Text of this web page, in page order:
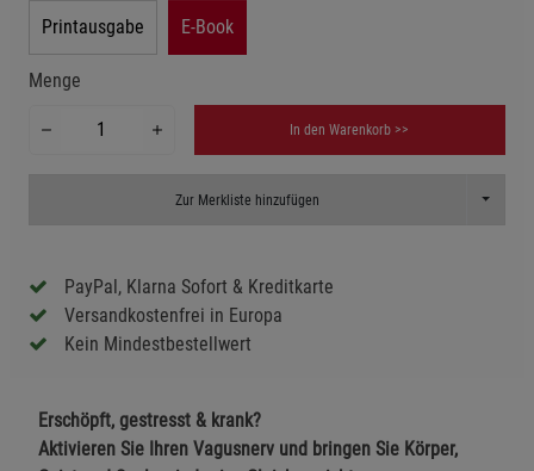
Printausgabe E-Book
Menge
In den Warenkorb >>
Zur Merkliste hinzufügen Toggle
PayPal, Klarna Sofort & Kreditkarte
Versandkostenfrei in Europa
Kein Mindestbestellwert
Erschöpft, gestresst & krank?
Aktivieren Sie Ihren Vagusnerv und bringen Sie Körper,